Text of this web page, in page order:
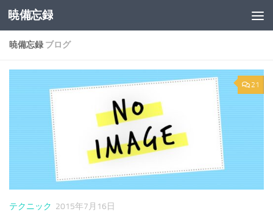
コンテンツへスキップ
暁備忘録
暁備忘録 ブログ
21
テクニック 2015年7月16日